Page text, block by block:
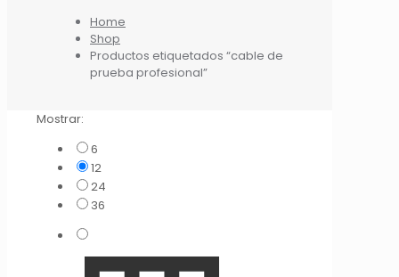
Home
Shop
Productos etiquetados “cable de
prueba profesional”
Mostrar:
6
12
24
36